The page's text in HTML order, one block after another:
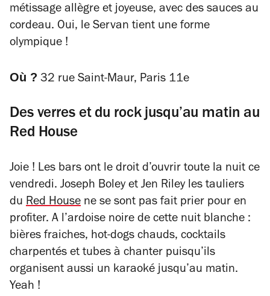
métissage allègre et joyeuse, avec des sauces au
cordeau. Oui, le Servan tient une forme
olympique !
Où ? 32 rue Saint-Maur, Paris 11e
Des verres et du rock jusqu’au matin au
Red House
Joie ! Les bars ont le droit d’ouvrir toute la nuit ce
vendredi. Joseph Boley et Jen Riley les tauliers
du Red House ne se sont pas fait prier pour en
profiter. A l’ardoise noire de cette nuit blanche :
bières fraiches, hot-dogs chauds, cocktails
charpentés et tubes à chanter puisqu’ils
organisent aussi un karaoké jusqu’au matin.
Yeah !